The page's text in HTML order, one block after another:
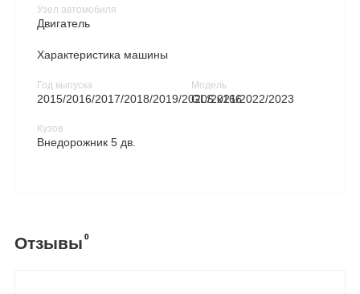
Узел автомобиля
Двигатель
Характеристика машины
Год выпуска
2015/2016/2017/2018/2019/2020/2021/2022/2023
Кузов
Внедорожник 5 дв.
Модель
GLS x166
Отзывы 0